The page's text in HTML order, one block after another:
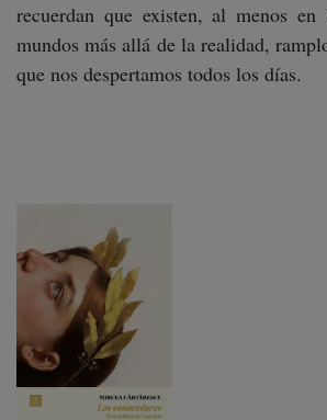
recuerdan que existen, al menos
mundos más allá de la realidad,
que nos despertamos todos los días.